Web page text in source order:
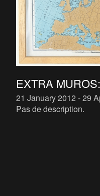
EXTRA
21 January 2012 - 29
Pas de description.